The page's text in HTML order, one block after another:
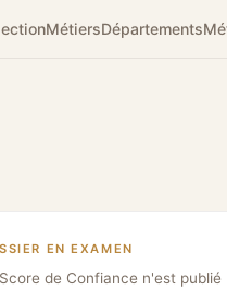
MétiersDépartements
EN EXAMEN
de Confiance n'est publié